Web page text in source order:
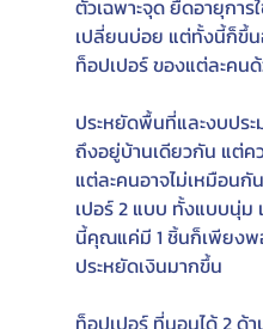
ตัวเฉพาะจุด ยืดอายุการ
เปลี่ยนบ่อย แต่ทั้งนี้ก็ขึ้
ท็อปเปอร์ ของแต่ละคน
ประหยัดพื้นที่และงบปร
ถึงอยู่บ้านเดียวกัน แต่ค
แต่ละคนอาจไม่เหมือน
เปอร์ 2 แบบ ทั้งแบบนุ่ม
นี้คุณแค่มี 1 ชิ้นก็เพียงพ
ประหยัดเงินมากขึ้น
ท็อปเปอร์ ที่นอนได้ 2 ด้